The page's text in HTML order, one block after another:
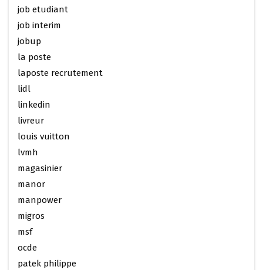
job etudiant
job interim
jobup
la poste
laposte recrutement
lidl
linkedin
livreur
louis vuitton
lvmh
magasinier
manor
manpower
migros
msf
ocde
patek philippe